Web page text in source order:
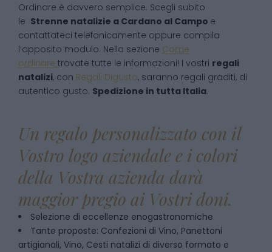
Ordinare è davvero semplice. Scegli subito
le Strenne natalizie a Cardano al Campo e
contattateci telefonicamente oppure compila
l’apposito modulo. Nella sezione Come
ordinare trovate tutte le informazioni! I vostri regali
natalizi, con Regali Digusto, saranno regali graditi, di
autentico gusto. Spedizione in tutta Italia.
Un regalo personalizzato con il
Vostro logo aziendale e i colori
della Vostra azienda darà
maggior pregio ai Vostri doni.
Selezione di eccellenze enogastronomiche
Tante proposte: Confezioni di Vino, Panettoni
artigianali, Vino, Cesti natalizi di diverso formato e